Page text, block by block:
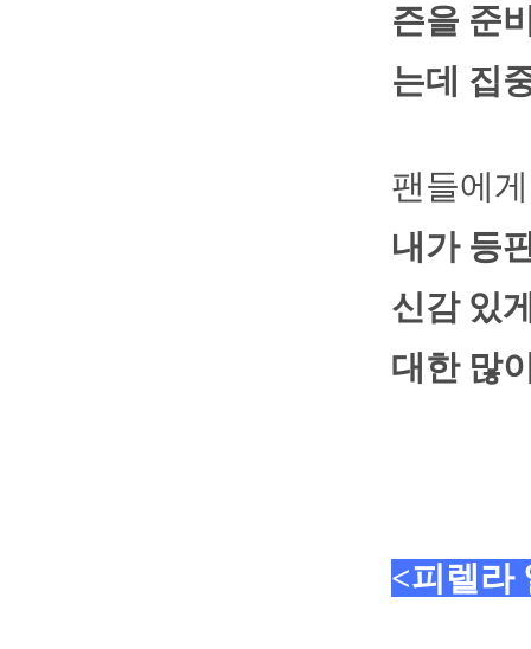
즌을 준
는데 집
팬들에
내가 등
신감 있
대한 많
<피렐라